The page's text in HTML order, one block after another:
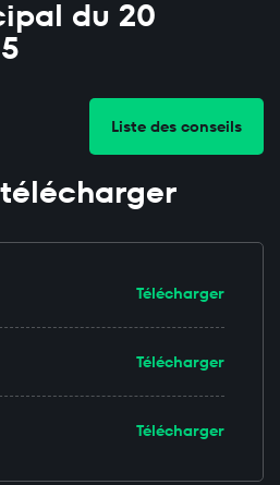
du 20
Liste des conseils
Télécharger
Télécharger
Télécharger